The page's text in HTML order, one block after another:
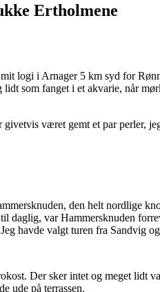
Ertholmene
logi i Arnager 5 km syd for
som fanget i et akvarie, når
været gemt et par perler,
den helt nordlige
var Hammersknuden
havde valgt turen fra Sandvig
Der sker intet og meget lidt
ude på terrassen.